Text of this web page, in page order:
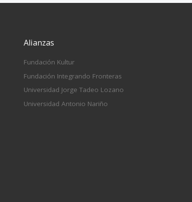
Alianzas
Fundación Kultur
Fundación Integrando Fronteras
Universidad Jorge Tadeo Lozano
Universidad Antonio Nariño